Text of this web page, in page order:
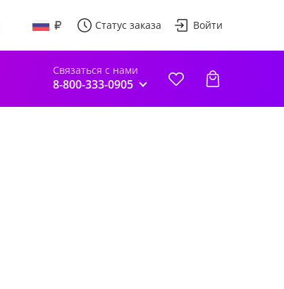
Статус заказа Войти
Связаться с нами
8-800-333-0905